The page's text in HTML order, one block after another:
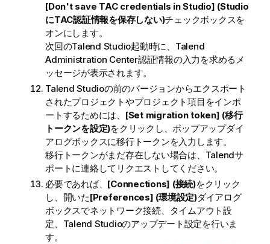
[Don't save TAC credentials in Studio] (Studio
にTAC認証情報を保存しない)チェックボックスを
オンにします。
次回のTalend Studio起動時に、 Talend
Administration Center認証情報の入力を求めるメ
ッセージが表示されます。
Talend Studioの前のバージョンからエクスポート
されたプロジェクトやプロジェクト項目をインポ
ートするためには、 [Set migration token] (移行
トークンを設定)をクリックし、ポップアップダイ
アログボックスに移行トークンを入力します。
移行トークンがまだ存在しない場合は、 Talendサ
ポートに連絡してリクエストしてください。
必要であれば、 [Connections] (接続)をクリック
し、開いた[Preferences] (環境設定)ダイアログ
ボックスでネットワーク接続、タイムアウト設
定、 Talend Studioのアップデート設定を行いま
す。